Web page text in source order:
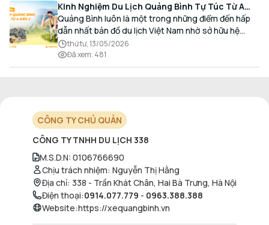
Kinh Nghiệm Du Lịch Quảng Bình Tự Túc Từ A
Đến Z Chi Tiết Nhất
Quảng Bình luôn là một trong những điểm đến hấp
dẫn nhất bản đồ du lịch Việt Nam nhờ sở hữu hệ
thống hang động kỳ vĩ, những bãi biển hoang sơ và
nét ẩm thực đậm đà bản sắc.
thứ tư, 13/05/2026
Đã xem: 481
CÔNG TY CHỦ QUẢN
CÔNG TY TNHH DU LỊCH 338
M.S.D.N: 0106766690
Chịu trách nhiệm: Nguyễn Thị Hằng
Địa chỉ: 338 - Trần Khát Chân, Hai Bà Trưng, Hà Nội
Điện thoại:0914.077.779 - 0963.388.388
Website:https://xequangbinh.vn